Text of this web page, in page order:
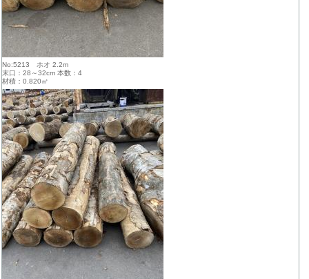
No:5213 ホオ 2.2m
末口：28～32cm 本数：4
材積：0.820㎥